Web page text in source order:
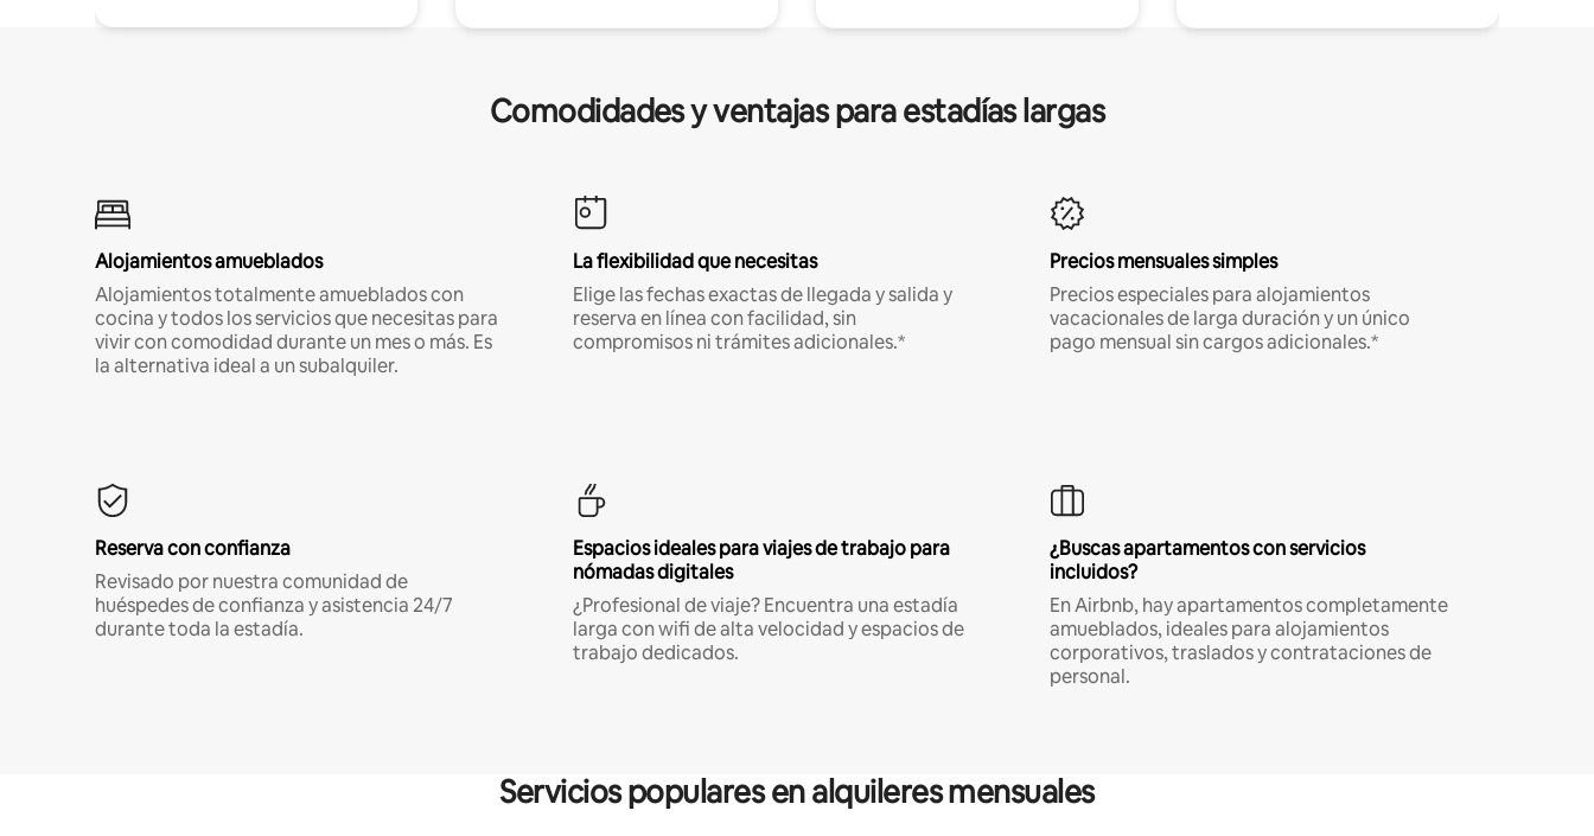
Comodidades y ventajas para estadías largas
Alojamientos amueblados
Alojamientos totalmente amueblados con
cocina y todos los servicios que necesitas para
vivir con comodidad durante un mes o más. Es
la alternativa ideal a un subalquiler.
La flexibilidad que necesitas
Elige las fechas exactas de llegada y salida y
reserva en línea con facilidad, sin
compromisos ni trámites adicionales.*
Precios mensuales simples
Precios especiales para alojamientos
vacacionales de larga duración y un único
pago mensual sin cargos adicionales.*
Reserva con confianza
Revisado por nuestra comunidad de
huéspedes de confianza y asistencia 24/7
durante toda la estadía.
Espacios ideales para viajes de trabajo para
nómadas digitales
¿Profesional de viaje? Encuentra una estadía
larga con wifi de alta velocidad y espacios de
trabajo dedicados.
¿Buscas apartamentos con servicios
incluidos?
En Airbnb, hay apartamentos completamente
amueblados, ideales para alojamientos
corporativos, traslados y contrataciones de
personal.
Servicios populares en alquileres mensuales